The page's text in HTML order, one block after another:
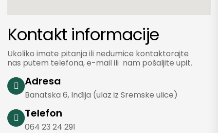
Kontakt informacije
Ukoliko imate pitanja ili nedumice kontaktorajte
nas putem telefona, e-mail ili nam pošaljite upit.
Adresa
Banatska 6, Inđija (ulaz iz Sremske ulice)
Telefon
064 23 24 291